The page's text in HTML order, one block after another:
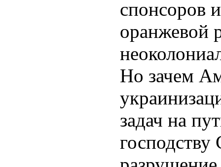
спонсоров
оранжевой
Но зачем
задач на